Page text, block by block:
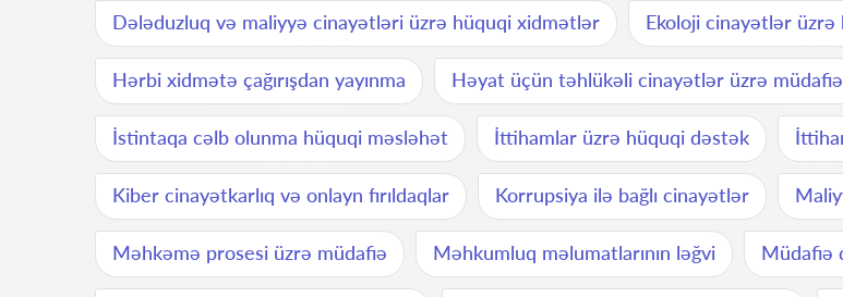
Dələduzluq və maliyyə cinayətləri üzrə hüquqi xidmətlər Ekoloji cinayətlər
Hərbi xidmətə çağırışdan yayınma Həyat üçün təhlükəli cinayətlər üzrə müdafiə
İstintaqa cəlb olunma hüquqi məsləhət İttihamlar üzrə hüquqi dəstək
Kiber cinayətkarlıq və onlayn fırıldaqlar Korrupsiya ilə bağlı cinayətlər
Məhkəmə prosesi üzrə müdafiə Məhkumluq məlumatlarının ləğvi Müdafiə